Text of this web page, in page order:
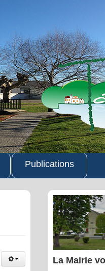
Publications
La Mairie